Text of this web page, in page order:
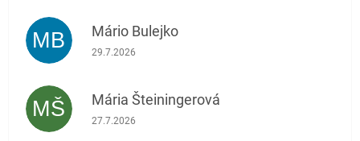
MB Mário Bulejko
Hodnotenie obchodu je 5 z 5 hviezdičiek.
29.7.2026
MŠ Mária Šteiningerová
Hodnotenie obchodu je 5 z 5 hviezdičiek.
27.7.2026